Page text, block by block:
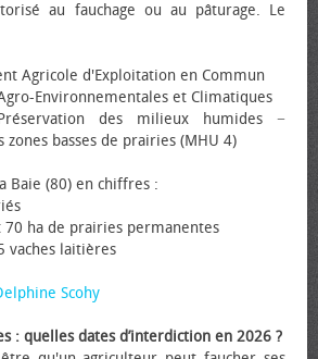
au fauchage ou au pâturage. Le
Agricole d'Exploitation en Commun
Environnementales et Climatiques
des milieux humides −
zones basses de prairies (MHU 4)
Baie (80) en chiffres :
70 ha de prairies permanentes
vaches laitières
Scohy
: quelles dates d’interdiction en 2026 ?